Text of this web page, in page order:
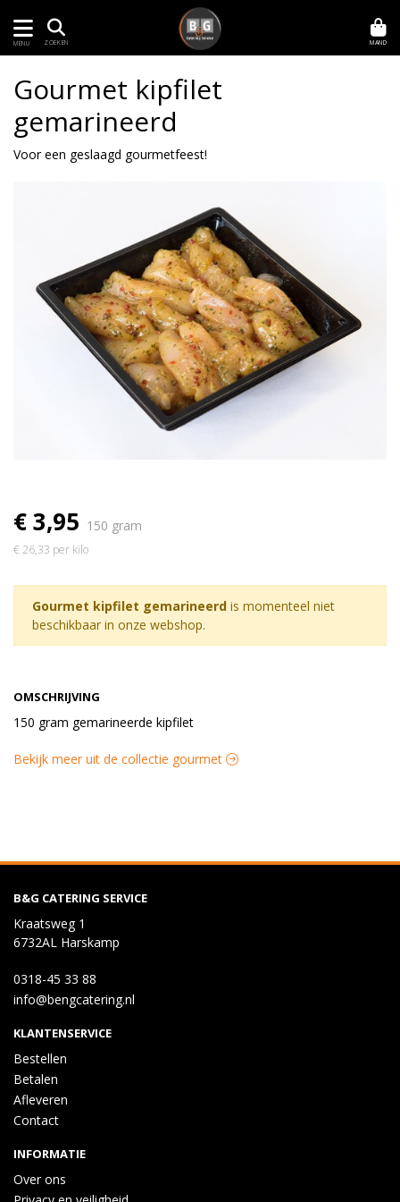
MENU ZOEKEN MAND
OMSCHRIJVING
150 gram gemarineerde kipfilet
Gourmet kipfilet
gemarineerd
Voor een geslaagd gourmetfeest!
€ 3,95 150 gram
€ 26,33 per kilo
Gourmet kipfilet gemarineerd is momenteel niet
beschikbaar in onze webshop.
Bekijk meer uit de collectie gourmet
B&G CATERING SERVICE
Kraatsweg 1
6732AL Harskamp
0318-45 33 88
info@bengcatering.nl
KLANTENSERVICE
Bestellen
Betalen
Afleveren
Contact
INFORMATIE
Over ons